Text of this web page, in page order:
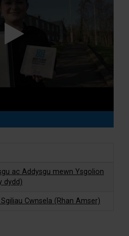
ac Addysgu mewn Ysgolion
dydd)
Cwnsela (Rhan Amser)